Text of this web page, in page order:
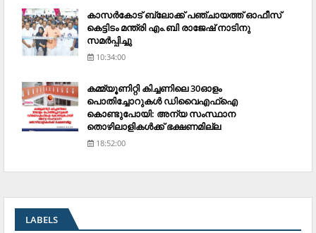
കാസര്‍കോട് ബ്ലോക്ക് പഞ്ചായത്ത് ഓഫീസ്
കെട്ടിടം മന്ത്രി എം.ബി രാജേഷ് നാടിനു
സമര്‍പ്പിച്ചു
10:34:00
കമ്മ്യൂണിറ്റി കിച്ചണിലെ 30ഓളം
പൊതിച്ചോറുകള്‍ ഡിവൈഎഫ്‌ഐ
കൊണ്ടുപോയി: അന്യ സംസ്ഥാന
തൊഴിലാളികള്‍ക്ക് ഭക്ഷണമില്ല
18:52:00
LABELS